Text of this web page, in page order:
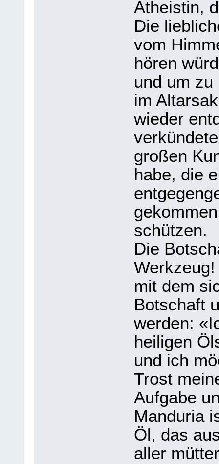
Atheistin,
Die
vom
hören
und um
im
wieder
großen
habe, die
schützen.
Die
mit dem
Botschaft
werden:
heiligen
und ich
Trost
Aufgabe
Manduria
Öl, das
aller